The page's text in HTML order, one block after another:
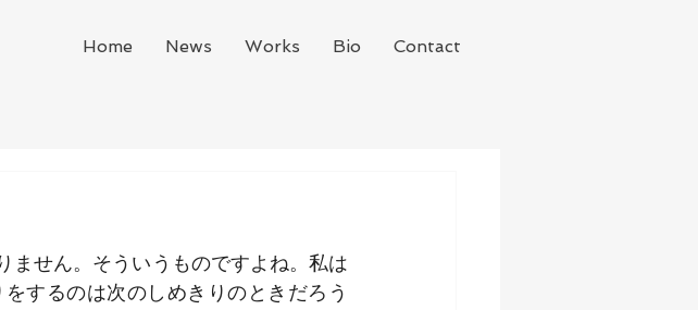
Home News Works Bio Contact
せん。そういうものですよね。私は
するのは次のしめきりのときだろう